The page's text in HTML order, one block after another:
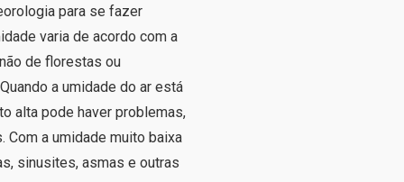
para se fazer
varia de acordo com a
de florestas ou
a umidade do ar está
alta pode haver problemas,
a umidade muito baixa
sinusites, asmas e outras